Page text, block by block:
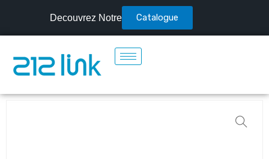
Decouvrez Notre Catalogue